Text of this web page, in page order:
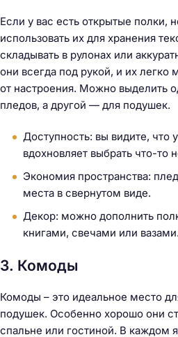
Если у вас есть открытые полки,
использовать их для хранения
складывать в рулонах или
они всегда под рукой, и их легко
от настроения. Можно выделить
пледов, а другой — для подушек.
Доступность: вы видите, что
вдохновляет выбрать что-то
Экономия пространства:
места в свернутом виде.
Декор: можно дополнить
книгами, свечами или вазами.
3. Комоды
Комоды – это идеальное место
подушек. Особенно хорошо они
спальне или гостиной. В каждом